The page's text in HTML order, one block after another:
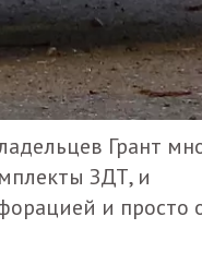
Грант
ЗДТ, и
и просто